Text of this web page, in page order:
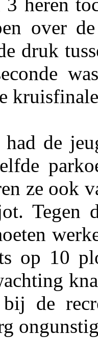
over
druk
de
ze ook
Tegen
op 10
de